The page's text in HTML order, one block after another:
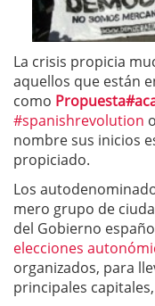
La crisis propicia
aquellos que están
como
#spanishrevolution o
nombre sus inicios
propiciado.
Los
mero grupo de
del Gobierno
elecciones
organizados, para
principales